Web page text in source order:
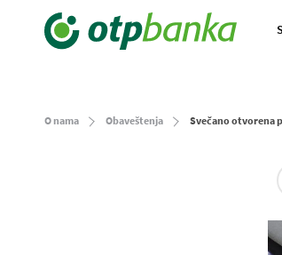
O nama Obaveštenja Svečano otvorena